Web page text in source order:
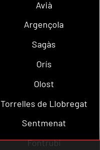
Avià
Argençola
Sagàs
Orís
Olost
Torrelles de Llobregat
Sentmenat
Fontrubí